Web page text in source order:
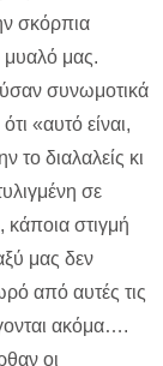
σκόρπια
μυαλό μας.
συνωμοτικά
«αυτό είναι,
το διαλαλείς κι
σε
κάποια στιγμή
μας δεν
από αυτές τις
ακόμα….
οι